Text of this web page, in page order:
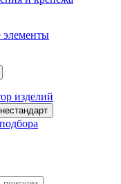
изделий